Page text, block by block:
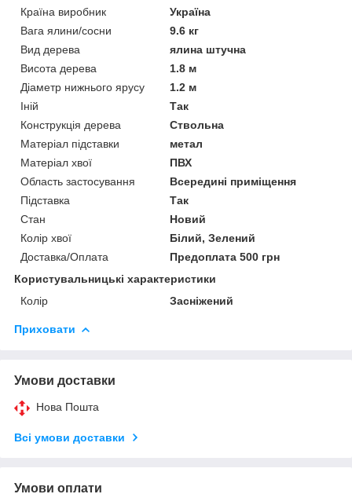
Країна виробник
Україна
Вага ялини/сосни
9.6 кг
Вид дерева
ялина штучна
Висота дерева
1.8 м
Діаметр нижнього ярусу
1.2 м
Іній
Так
Конструкція дерева
Ствольна
Матеріал підставки
метал
Матеріал хвої
ПВХ
Область застосування
Всередині приміщення
Підставка
Так
Стан
Новий
Колір хвої
Білий, Зелений
Доставка/Оплата
Предоплата 500 грн
Користувальницькі характеристики
Колір
Засніжений
Приховати
Умови доставки
Нова Пошта
Всі умови доставки
Умови оплати